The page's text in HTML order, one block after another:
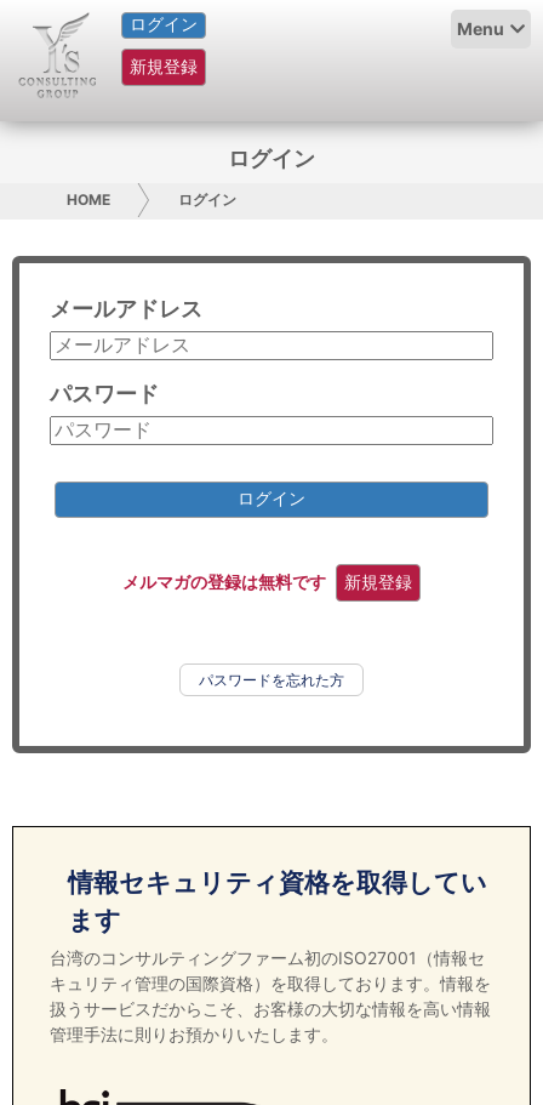
ログイン
新規登録
Menu
HOME
サービス紹介
グループ概要
採用情報
お問い合わせ
コンサルティング
リサーチ
ログイン
HOME ログイン
メールアドレス
パスワード
ログイン
メルマガの登録は無料です 新規登録
パスワードを忘れた方
情報セキュリティ資格を取得してい
ます
台湾のコンサルティングファーム初のISO27001（情報セ
キュリティ管理の国際資格）を取得しております。情報を
扱うサービスだからこそ、お客様の大切な情報を高い情報
管理手法に則りお預かりいたします。